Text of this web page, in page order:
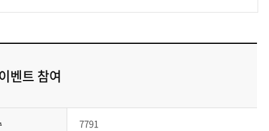
벤트 참여
7791